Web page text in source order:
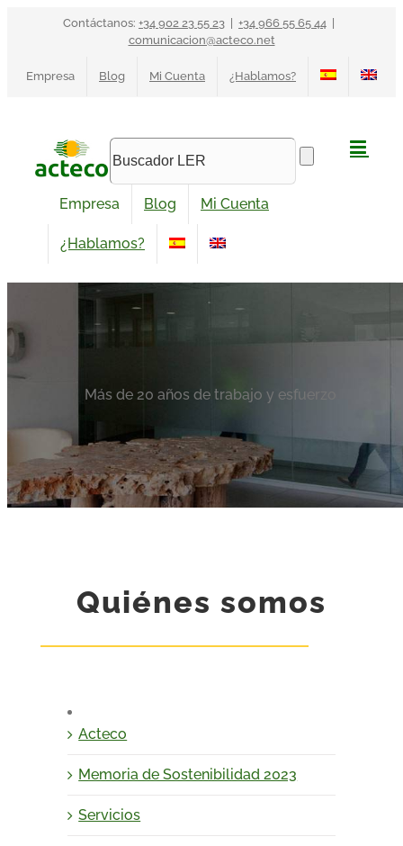
Contáctanos: +34 902 23 55 23 +34 966 55 65 44
comunicacion@acteco.net
Empresa Blog Mi Cuenta ¿Hablamos?
Empresa Blog Mi Cuenta
¿Hablamos?
Más de 20 años de trabajo y esfuerzo
Quiénes somos
Acteco
Memoria de Sostenibilidad 2023
Servicios